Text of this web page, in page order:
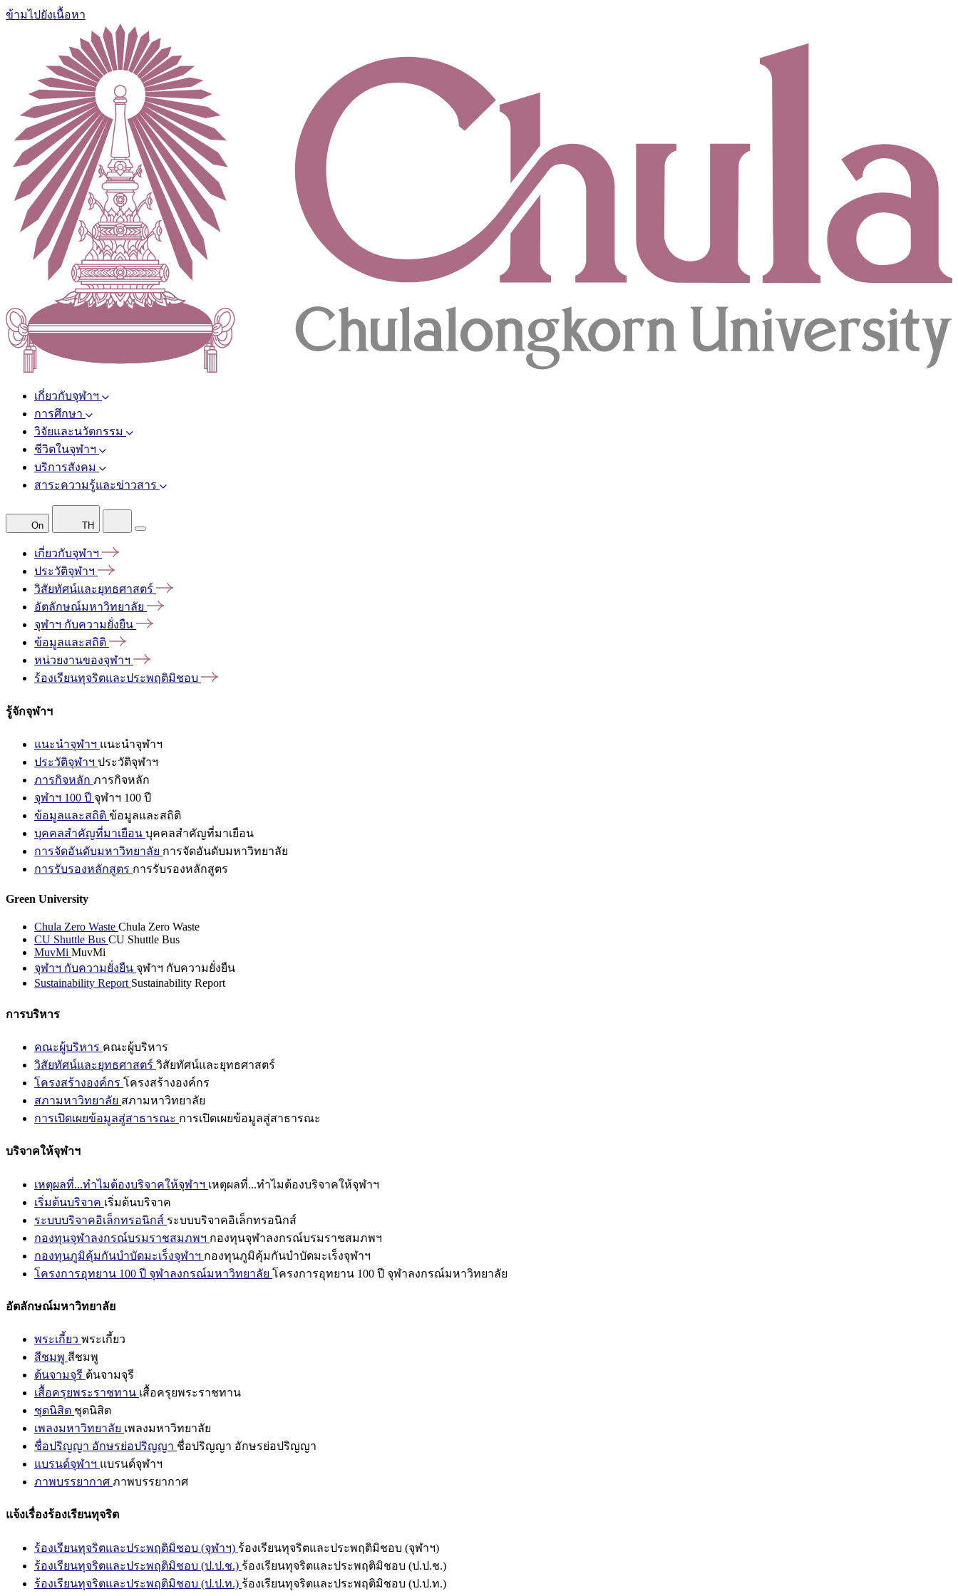
ข้ามไปยังเนื้อหา
เกี่ยวกับจุฬาฯ
การศึกษา
วิจัยและนวัตกรรม
ชีวิตในจุฬาฯ
บริการสังคม
สาระความรู้และข่าวสาร
On TH
เกี่ยวกับจุฬาฯ
ประวัติจุฬาฯ
วิสัยทัศน์และยุทธศาสตร์
อัตลักษณ์มหาวิทยาลัย
จุฬาฯ กับความยั่งยืน
ข้อมูลและสถิติ
หน่วยงานของจุฬาฯ
ร้องเรียนทุจริตและประพฤติมิชอบ
รู้จักจุฬาฯ
แนะนำจุฬาฯ แนะนำจุฬาฯ
ประวัติจุฬาฯ ประวัติจุฬาฯ
ภารกิจหลัก ภารกิจหลัก
จุฬาฯ 100 ปี จุฬาฯ 100 ปี
ข้อมูลและสถิติ ข้อมูลและสถิติ
บุคคลสำคัญที่มาเยือน บุคคลสำคัญที่มาเยือน
การจัดอันดับมหาวิทยาลัย การจัดอันดับมหาวิทยาลัย
การรับรองหลักสูตร การรับรองหลักสูตร
Green University
Chula Zero Waste Chula Zero Waste
CU Shuttle Bus CU Shuttle Bus
MuvMi MuvMi
จุฬาฯ กับความยั่งยืน จุฬาฯ กับความยั่งยืน
Sustainability Report Sustainability Report
การบริหาร
คณะผู้บริหาร คณะผู้บริหาร
วิสัยทัศน์และยุทธศาสตร์ วิสัยทัศน์และยุทธศาสตร์
โครงสร้างองค์กร โครงสร้างองค์กร
สภามหาวิทยาลัย สภามหาวิทยาลัย
การเปิดเผยข้อมูลสู่สาธารณะ การเปิดเผยข้อมูลสู่สาธารณะ
บริจาคให้จุฬาฯ
เหตุผลที่...ทำไมต้องบริจาคให้จุฬาฯ เหตุผลที่...ทำไมต้องบริจาคให้จุฬาฯ
เริ่มต้นบริจาค เริ่มต้นบริจาค
ระบบบริจาคอิเล็กทรอนิกส์ ระบบบริจาคอิเล็กทรอนิกส์
กองทุนจุฬาลงกรณ์บรมราชสมภพฯ กองทุนจุฬาลงกรณ์บรมราชสมภพฯ
กองทุนภูมิคุ้มกันบำบัดมะเร็งจุฬาฯ กองทุนภูมิคุ้มกันบำบัดมะเร็งจุฬาฯ
โครงการอุทยาน 100 ปี จุฬาลงกรณ์มหาวิทยาลัย โครงการอุทยาน 100 ปี จุฬาลงกรณ์มหาวิทยาลัย
อัตลักษณ์มหาวิทยาลัย
พระเกี้ยว พระเกี้ยว
สีชมพู สีชมพู
ต้นจามจุรี ต้นจามจุรี
เสื้อครุยพระราชทาน เสื้อครุยพระราชทาน
ชุดนิสิต ชุดนิสิต
เพลงมหาวิทยาลัย เพลงมหาวิทยาลัย
ชื่อปริญญา อักษรย่อปริญญา ชื่อปริญญา อักษรย่อปริญญา
แบรนด์จุฬาฯ แบรนด์จุฬาฯ
ภาพบรรยากาศ ภาพบรรยากาศ
แจ้งเรื่องร้องเรียนทุจริต
ร้องเรียนทุจริตและประพฤติมิชอบ (จุฬาฯ) ร้องเรียนทุจริตและประพฤติมิชอบ (จุฬาฯ)
ร้องเรียนทุจริตและประพฤติมิชอบ (ป.ป.ช.) ร้องเรียนทุจริตและประพฤติมิชอบ (ป.ป.ช.)
ร้องเรียนทุจริตและประพฤติมิชอบ (ป.ป.ท.) ร้องเรียนทุจริตและประพฤติมิชอบ (ป.ป.ท.)